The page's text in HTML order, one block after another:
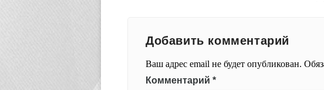
Добавить комментарий
Ваш адрес email не будет опубликован.
Комментарий *